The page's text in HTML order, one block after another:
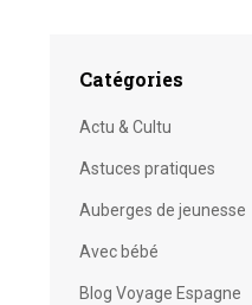
Catégories
Actu & Cultu
Astuces pratiques
Auberges de jeunesse
Avec bébé
Blog Voyage Espagne